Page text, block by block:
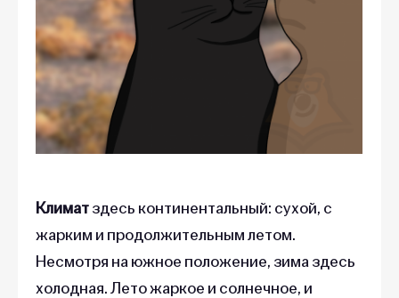
Климатздесь континентальный: сухой, с
жарким и продолжительным летом.
Несмотря на южное положение, зима здесь
холодная. Лето жаркое и солнечное, и